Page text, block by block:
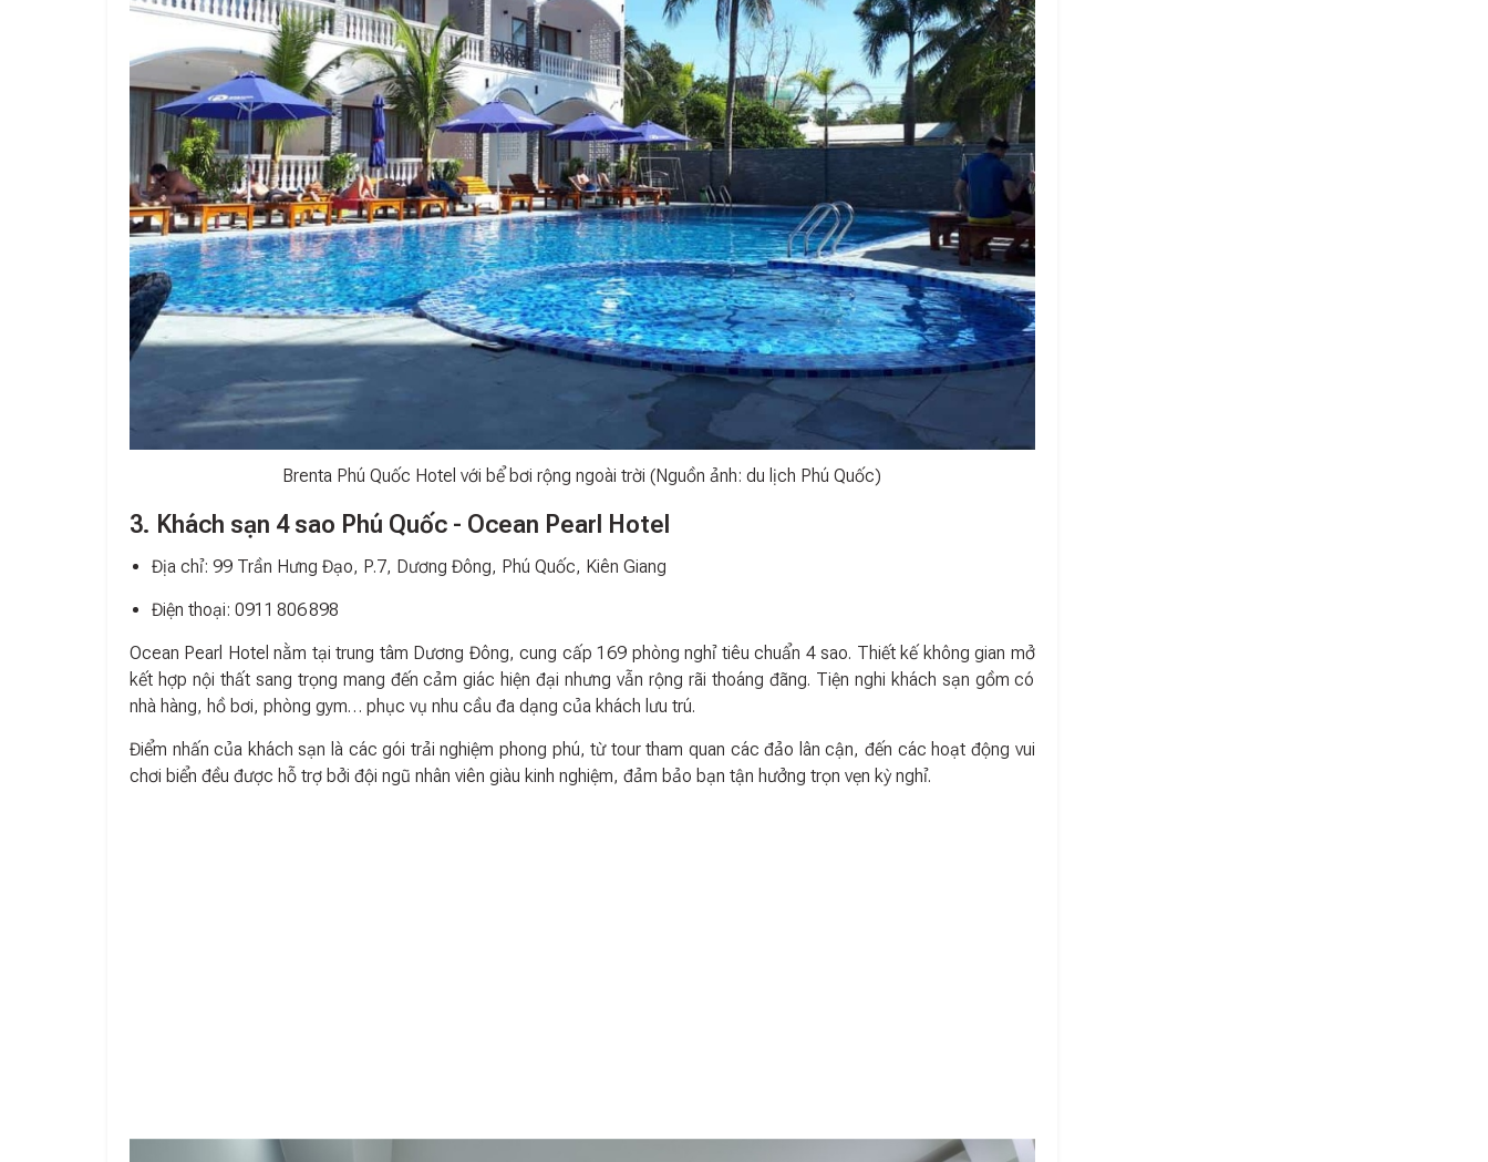
Brenta Phú Quốc Hotel với bể bơi rộng ngoài trời (Nguồn ảnh: du lịch Phú Quốc)
3. Khách sạn 4 sao Phú Quốc - Ocean Pearl Hotel
Địa chỉ: 99 Trần Hưng Đạo, P.7, Dương Đông, Phú Quốc, Kiên Giang
Điện thoại: 0911 806 898
Ocean Pearl Hotel nằm tại trung tâm Dương Đông, cung cấp 169 phòng nghỉ tiêu chuẩn 4 sao. Thiết kế không gian mở
kết hợp nội thất sang trọng mang đến cảm giác hiện đại nhưng vẫn rộng rãi thoáng đãng. Tiện nghi khách sạn gồm có
nhà hàng, hồ bơi, phòng gym… phục vụ nhu cầu đa dạng của khách lưu trú.
Điểm nhấn của khách sạn là các gói trải nghiệm phong phú, từ tour tham quan các đảo lân cận, đến các hoạt động vui
chơi biển đều được hỗ trợ bởi đội ngũ nhân viên giàu kinh nghiệm, đảm bảo bạn tận hưởng trọn vẹn kỳ nghỉ.